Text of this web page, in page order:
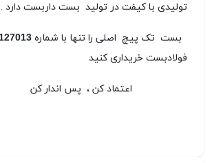
تولیدی با کیفت در تولید بست داربست دارد .
فولادبست خریداری کنید
اعتماد کن ، پس اندار کن